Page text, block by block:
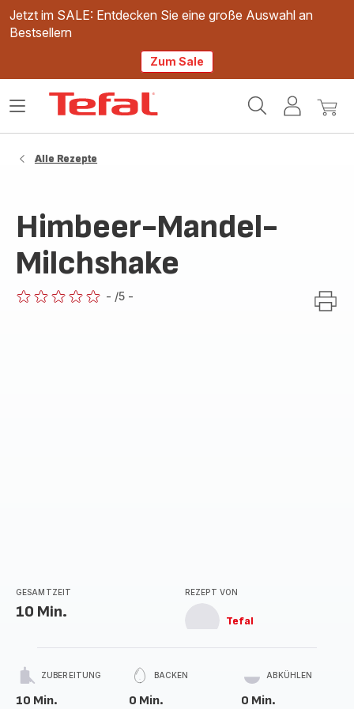
Jetzt im SALE: Entdecken Sie eine große Auswahl an
Bestsellern
Zum Sale
Mein
Mein
Das
Alle Rezepte
Himbeer-Mandel-
Milchshake
- /5 -
GESAMTZEIT
10 Min.
REZEPT VON
Tefal
ZUBEREITUNG
10 Min.
BACKEN
0 Min.
ABKÜHLEN
0 Min.